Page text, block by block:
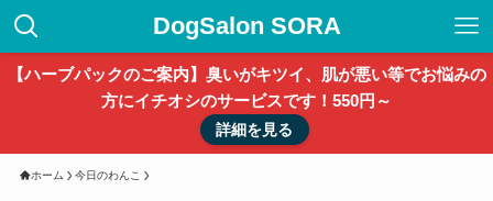
DogSalon SORA
【ハーブパックのご案内】臭いがキツイ、肌が悪い等でお悩みの
方にイチオシのサービスです！550円～
詳細を見る
ホーム 今日のわんこ